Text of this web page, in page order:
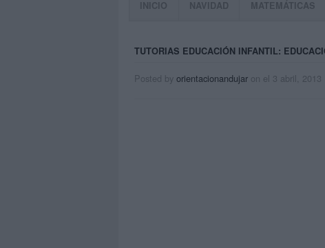
INICIO NAVIDAD MATEMÁTICAS
TUTORIAS EDUCACIÓN INFANTIL:
Posted by orientacionandujaron el 3 abril, 2013